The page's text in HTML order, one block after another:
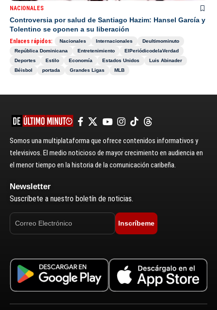
NACIONALES
Controversia por salud de Santiago Hazim: Hansel García y
Tolentino se oponen a su liberación
Enlaces rápidos: Nacionales Internacionales
Deultimominuto
República Dominicana
Entretenimiento
ElPeriódicodelaVerdad
Deportes
Estilo Economía Estados Unidos
Luis Abinader
Béisbol
portada Grandes Ligas MLB
Somos una multiplataforma que ofrece contenidos informativos y
televisivos. El medio noticioso de mayor crecimiento en audiencia en
el menor tiempo en la historia de la comunicación caribeña.
Newsletter
Suscríbete a nuestro boletín de noticias.
Inscríbeme